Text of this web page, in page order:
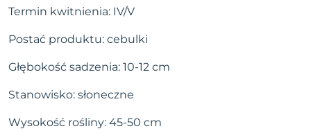
Termin kwitnienia: IV/V
Postać produktu: cebulki
Głębokość sadzenia: 10-12 cm
Stanowisko: słoneczne
Wysokość rośliny: 45-50 cm